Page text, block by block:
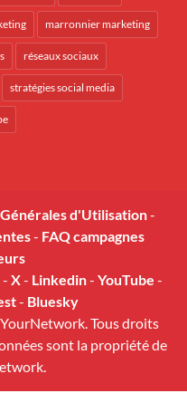
marronnier marketing
réseaux sociaux
stratégies social media
d'Utilisation-
- FAQ campagnes
- X- Linkedin- YouTube -
- Bluesky
Tous droits
sont la propriété de